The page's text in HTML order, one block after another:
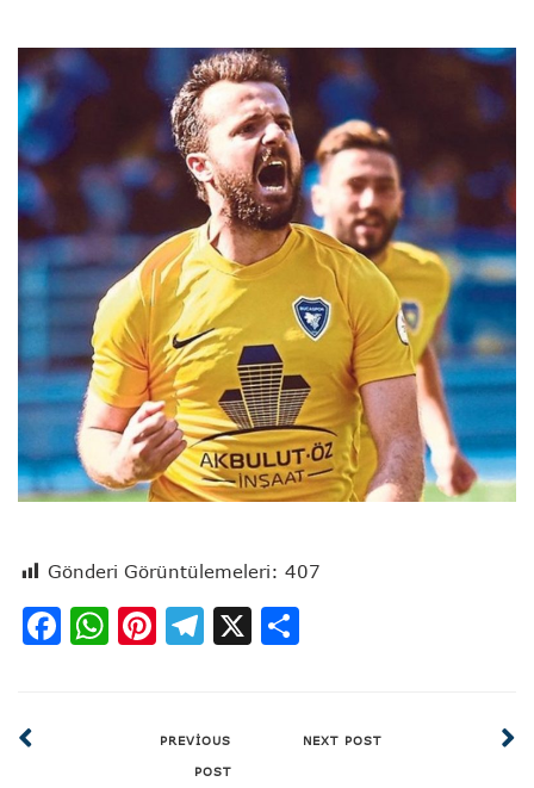
Gönderi Görüntülemeleri: 407
Facebook
WhatsApp
Pinterest
Telegram
X
PREVIOUS
POST
NEXT POST